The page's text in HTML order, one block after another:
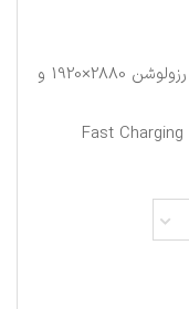
صفحه‌نمایش: 13 اینچ PixelSense با رزولوشن 2880×1920 و